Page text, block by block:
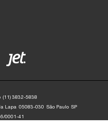
(11) 3832-5838
Lapa 05083-030 São Paulo SP
0001-41